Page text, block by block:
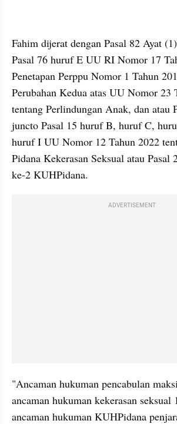
Fahim dijerat dengan Pasal 82 Ayat
Pasal 76 huruf E UU RI Nomor 17
Penetapan Perppu Nomor 1 Tahun
Perubahan Kedua atas UU Nomor 23
tentang Perlindungan Anak, dan atau
juncto Pasal 15 huruf B, huruf C,
huruf I UU Nomor 12 Tahun 2022
Pidana Kekerasan Seksual atau Pasal
ke-2 KUHPidana.
ADVERTISEMENT
"Ancaman hukuman pencabulan
ancaman hukuman kekerasan seksual
ancaman hukuman KUHPidana